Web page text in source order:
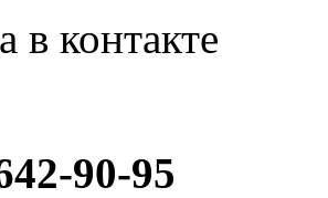
в контакте
90-95